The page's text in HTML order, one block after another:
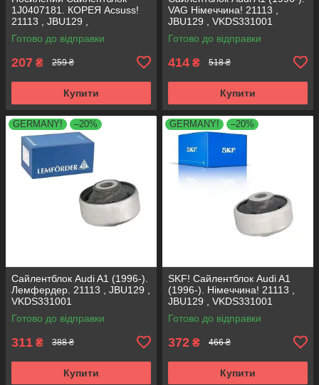
1J0407181. КОРЕЯ Acsuss!
21113 , JBU129 ,
VKDS331001
Готово до відправки
207 ₴ 259 ₴
Купити
VAG Німеччина! 21113 ,
JBU129 , VKDS331001
Готово до відправки
414 ₴ 518 ₴
Купити
GERMANY! –20%
Сайлентблок Audi A1 (1996-).
Лемфердер. 21113 , JBU129 ,
VKDS331001
Готово до відправки
311 ₴ 388 ₴
Купити
GERMANY! –20%
SKF! Сайлентблок Audi A1
(1996-). Німеччина! 21113 ,
JBU129 , VKDS331001
Готово до відправки
372 ₴ 466 ₴
Купити